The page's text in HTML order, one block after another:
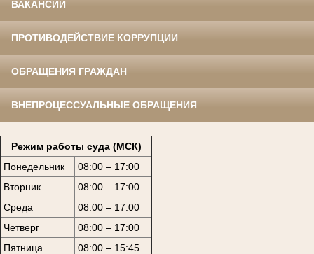
ВАКАНСИИ
ПРОТИВОДЕЙСТВИЕ КОРРУПЦИИ
ОБРАЩЕНИЯ ГРАЖДАН
ВНЕПРОЦЕССУАЛЬНЫЕ ОБРАЩЕНИЯ
Режим работы суда (МСК)
Понедельник
08:00 – 17:00
Вторник
08:00 – 17:00
Среда
08:00 – 17:00
Четверг
08:00 – 17:00
Пятница
08:00 – 15:45